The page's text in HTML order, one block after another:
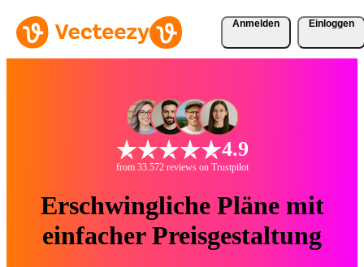
Anmelden Einloggen
4.9
from 33.572 reviews on Trustpilot
Erschwingliche Pläne mit
einfacher Preisgestaltung